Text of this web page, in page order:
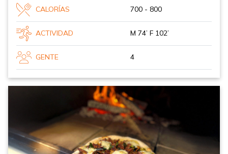
CALORÍAS 700 - 800
ACTIVIDAD M 74’ F 102’
GENTE 4